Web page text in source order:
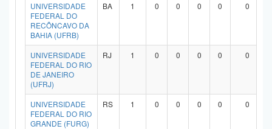
UNIVERSIDADE
FEDERAL DO
RECÔNCAVO DA
BAHIA (UFRB)
BA 1 0 0 0 0 0
UNIVERSIDADE
FEDERAL DO RIO
DE JANEIRO
(UFRJ)
RJ 1 0 0 0 0 0
UNIVERSIDADE
FEDERAL DO RIO
GRANDE (FURG)
RS 1 0 0 0 0 0